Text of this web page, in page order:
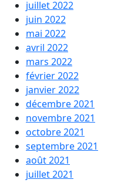
juillet 2022
juin 2022
mai 2022
avril 2022
mars 2022
février 2022
janvier 2022
décembre 2021
novembre 2021
octobre 2021
septembre 2021
août 2021
juillet 2021